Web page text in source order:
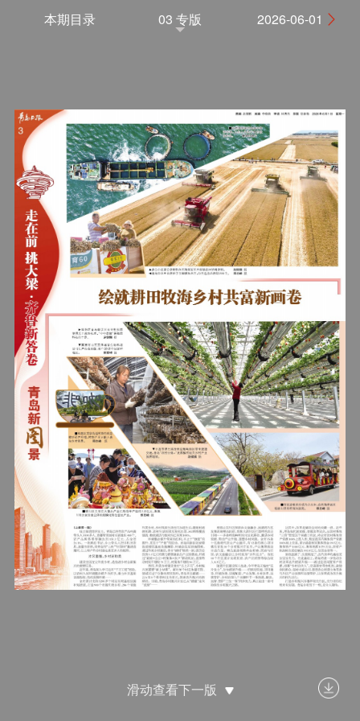
滑动查看下一版
本期目录 03 专版 2026-06-01